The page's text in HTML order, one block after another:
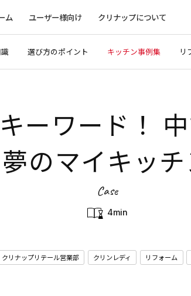
ム ユーザー様向け クリナップについて
選び方のポイント キッチン事例集 リ
ーワード！
夢のマイキッチ
Case
4min
クリナップリテール営業部 クリンレディ リフォーム